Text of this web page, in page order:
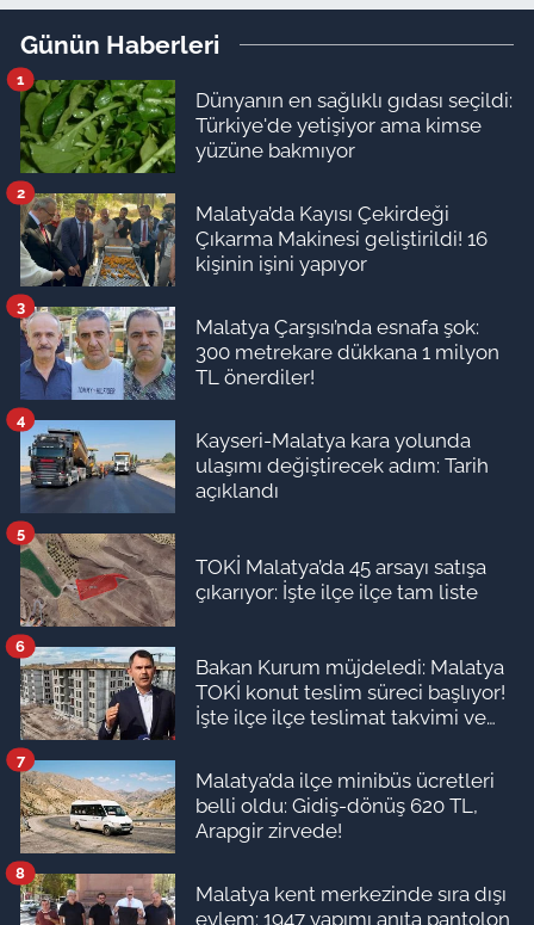
Günün Haberleri
Dünyanın en sağlıklı gıdası seçildi:
Türkiye'de yetişiyor ama kimse
yüzüne bakmıyor
1
Malatya’da Kayısı Çekirdeği
Çıkarma Makinesi geliştirildi! 16
kişinin işini yapıyor
2
Malatya Çarşısı’nda esnafa şok:
300 metrekare dükkana 1 milyon
TL önerdiler!
3
Kayseri-Malatya kara yolunda
ulaşımı değiştirecek adım: Tarih
açıklandı
4
TOKİ Malatya’da 45 arsayı satışa
çıkarıyor: İşte ilçe ilçe tam liste
5
Bakan Kurum müjdeledi: Malatya
TOKİ konut teslim süreci başlıyor!
İşte ilçe ilçe teslimat takvimi ve
6
Malatya’da ilçe minibüs ücretleri
belli oldu: Gidiş-dönüş 620 TL,
Arapgir zirvede!
7
Malatya kent merkezinde sıra dışı
eylem: 1947 yapımı anıta pantolon
8